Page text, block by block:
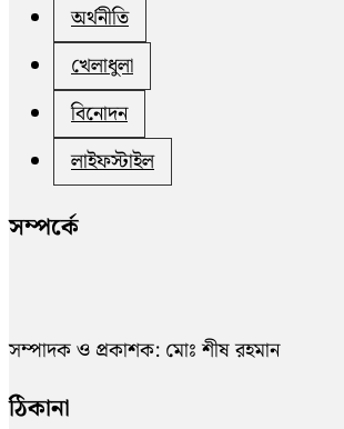
অর্থনীতি
খেলাধুলা
বিনোদন
লাইফস্টাইল
সম্পর্কে
সম্পাদক ও প্রকাশক: মোঃ শীষ রহমান
ঠিকানা